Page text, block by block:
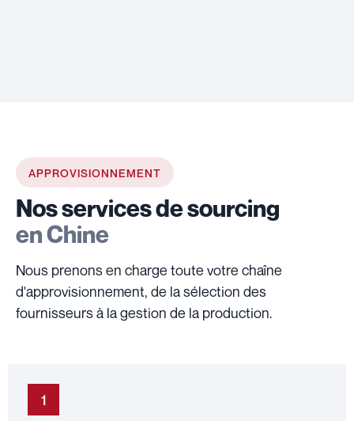
APPROVISIONNEMENT
Nos services de sourcing
en Chine
Nous prenons en charge toute votre chaîne
d'approvisionnement, de la sélection des
fournisseurs à la gestion de la production.
1